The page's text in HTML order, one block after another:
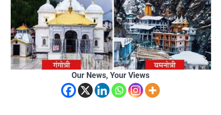
Our News, Your Views